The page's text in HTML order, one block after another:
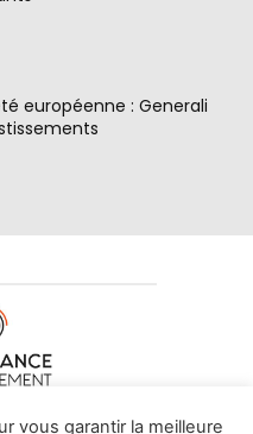
européenne : Generali
•CONTACT
vous garantir la meilleure